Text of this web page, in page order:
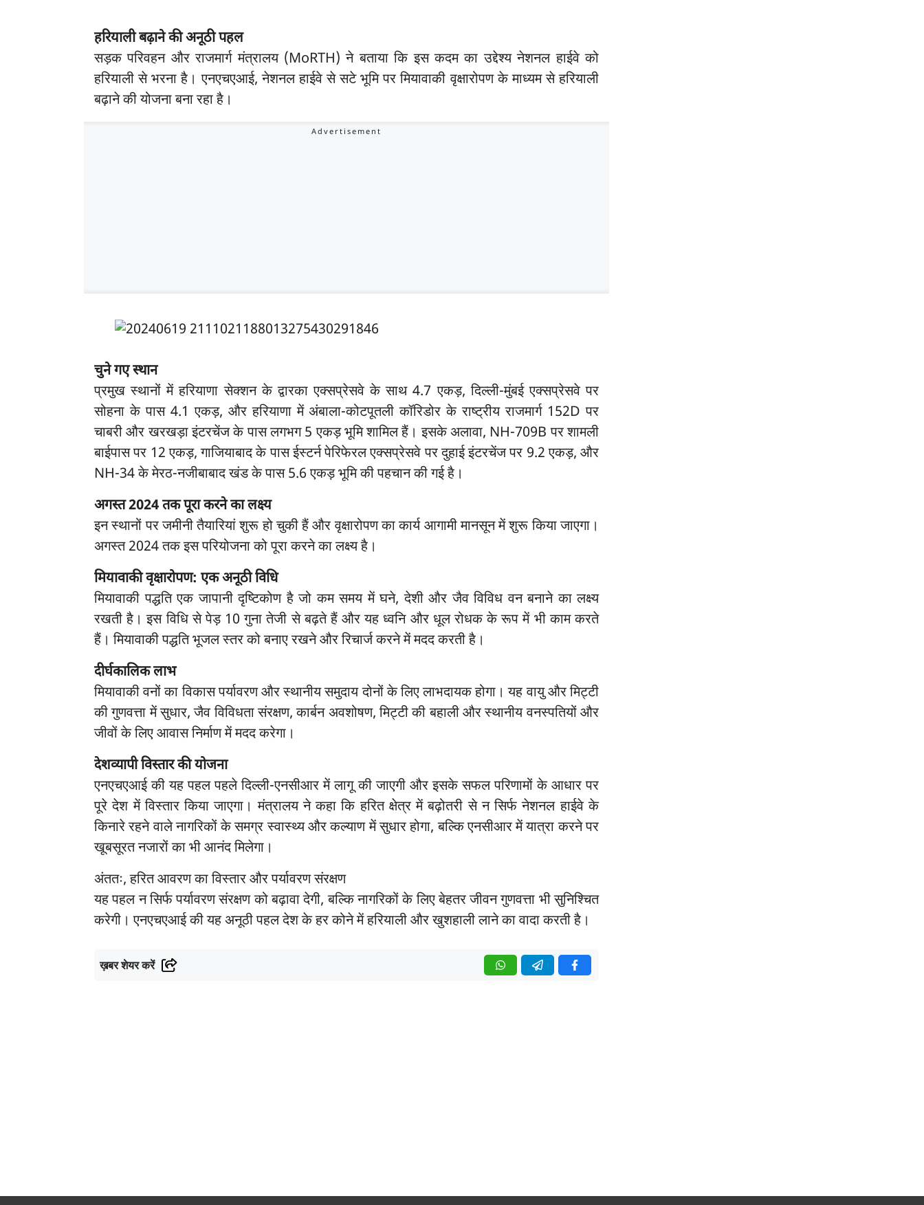
हरियाली बढ़ाने की अनूठी पहल
सड़क परिवहन और राजमार्ग मंत्रालय (MoRTH) ने बताया कि इस कदम का उद्देश्य नेशनल हाईवे को
हरियाली से भरना है। एनएचएआई, नेशनल हाईवे से सटे भूमि पर मियावाकी वृक्षारोपण के माध्यम से हरियाली
बढ़ाने की योजना बना रहा है।
चुने गए स्थान
प्रमुख स्थानों में हरियाणा सेक्शन के द्वारका एक्सप्रेसवे के साथ 4.7 एकड़, दिल्ली-मुंबई एक्सप्रेसवे पर
सोहना के पास 4.1 एकड़, और हरियाणा में अंबाला-कोटपूतली कॉरिडोर के राष्ट्रीय राजमार्ग 152D पर
चाबरी और खरखड़ा इंटरचेंज के पास लगभग 5 एकड़ भूमि शामिल हैं। इसके अलावा, NH-709B पर शामली
बाईपास पर 12 एकड़, गाजियाबाद के पास ईस्टर्न पेरिफेरल एक्सप्रेसवे पर दुहाई इंटरचेंज पर 9.2 एकड़, और
NH-34 के मेरठ-नजीबाबाद खंड के पास 5.6 एकड़ भूमि की पहचान की गई है।
अगस्त 2024 तक पूरा करने का लक्ष्य
इन स्थानों पर जमीनी तैयारियां शुरू हो चुकी हैं और वृक्षारोपण का कार्य आगामी मानसून में शुरू किया जाएगा।
अगस्त 2024 तक इस परियोजना को पूरा करने का लक्ष्य है।
मियावाकी वृक्षारोपण: एक अनूठी विधि
मियावाकी पद्धति एक जापानी दृष्टिकोण है जो कम समय में घने, देशी और जैव विविध वन बनाने का लक्ष्य
रखती है। इस विधि से पेड़ 10 गुना तेजी से बढ़ते हैं और यह ध्वनि और धूल रोधक के रूप में भी काम करते
हैं। मियावाकी पद्धति भूजल स्तर को बनाए रखने और रिचार्ज करने में मदद करती है।
दीर्घकालिक लाभ
मियावाकी वनों का विकास पर्यावरण और स्थानीय समुदाय दोनों के लिए लाभदायक होगा। यह वायु और मिट्टी
की गुणवत्ता में सुधार, जैव विविधता संरक्षण, कार्बन अवशोषण, मिट्टी की बहाली और स्थानीय वनस्पतियों और
जीवों के लिए आवास निर्माण में मदद करेगा।
देशव्यापी विस्तार की योजना
एनएचएआई की यह पहल पहले दिल्ली-एनसीआर में लागू की जाएगी और इसके सफल परिणामों के आधार पर
पूरे देश में विस्तार किया जाएगा। मंत्रालय ने कहा कि हरित क्षेत्र में बढ़ोतरी से न सिर्फ नेशनल हाईवे के
किनारे रहने वाले नागरिकों के समग्र स्वास्थ्य और कल्याण में सुधार होगा, बल्कि एनसीआर में यात्रा करने पर
खूबसूरत नजारों का भी आनंद मिलेगा।
अंततः, हरित आवरण का विस्तार और पर्यावरण संरक्षण
यह पहल न सिर्फ पर्यावरण संरक्षण को बढ़ावा देगी, बल्कि नागरिकों के लिए बेहतर जीवन गुणवत्ता भी सुनिश्चित
करेगी। एनएचएआई की यह अनूठी पहल देश के हर कोने में हरियाली और खुशहाली लाने का वादा करती है।
ख़बर शेयर करें